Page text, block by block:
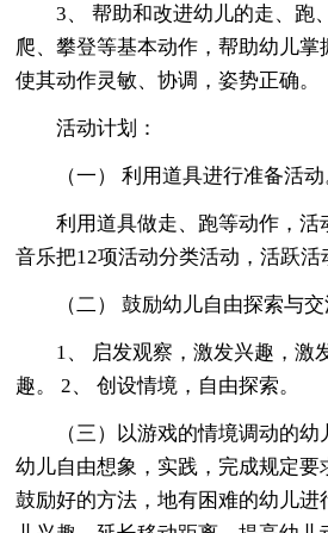
3、 帮助和改进幼儿的走、跑
爬、攀登等基本动作，帮助幼儿掌
使其动作灵敏、协调，姿势正确。
活动计划：
（一） 利用道具进行准备活动
利用道具做走、跑等动作，活
音乐把12项活动分类活动，活跃活
（二） 鼓励幼儿自由探索与交
1、 启发观察，激发兴趣，激
趣。 2、 创设情境，自由探索。
（三）以游戏的情境调动的幼
幼儿自由想象，实践，完成规定要
鼓励好的方法，地有困难的幼儿进